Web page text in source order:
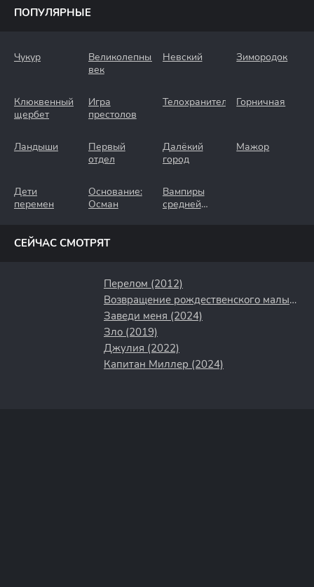
ПОПУЛЯРНЫЕ
Чукур
Великолепный
век
Невский Зимородок
Клюквенный
щербет
Игра
престолов
Телохранители Горничная
Ландыши
Первый
отдел
Далёкий
город
Мажор
Дети
перемен
Основание:
Осман
Вампиры
средней
СЕЙЧАС СМОТРЯТ
Перелом (2012)
Возвращение рождественского малыша (2019)
Заведи меня (2024)
Зло (2019)
Джулия (2022)
Капитан Миллер (2024)